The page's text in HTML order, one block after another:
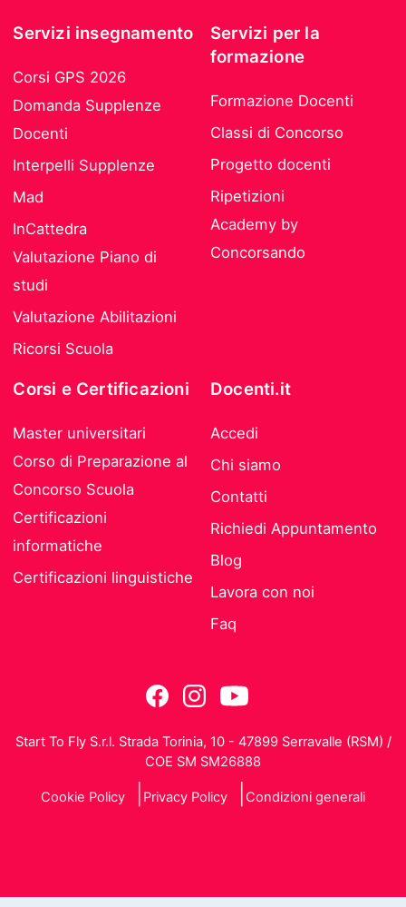
Servizi insegnamento
Corsi GPS 2026
Domanda Supplenze
Docenti
Interpelli Supplenze
Mad
InCattedra
Valutazione Piano di
studi
Valutazione Abilitazioni
Ricorsi Scuola
Servizi per la
formazione
Formazione Docenti
Classi di Concorso
Progetto docenti
Ripetizioni
Academy by
Concorsando
Corsi e Certificazioni
Master universitari
Corso di Preparazione al
Concorso Scuola
Certificazioni
informatiche
Certificazioni linguistiche
Docenti.it
Accedi
Chi siamo
Contatti
Richiedi Appuntamento
Blog
Lavora con noi
Faq
Start To Fly S.r.l. Strada Torinia, 10 - 47899 Serravalle (RSM) /
COE SM SM26888
Cookie Policy Privacy Policy Condizioni generali